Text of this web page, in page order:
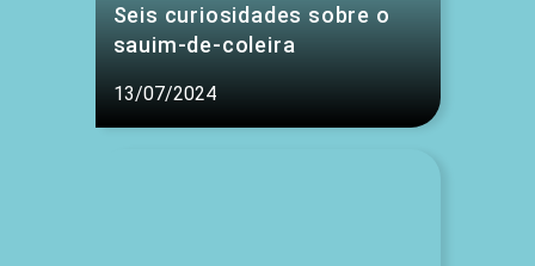
Seis curiosidades sobre o
sauim-de-coleira
13/07/2024